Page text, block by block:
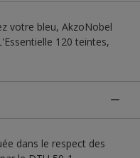
votre bleu, AkzoNobel
120 teintes,
dans le respect des